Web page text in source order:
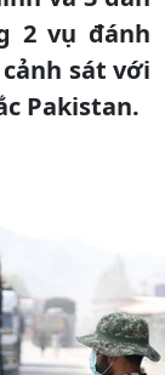
2 vụ đánh
sát với
Pakistan.